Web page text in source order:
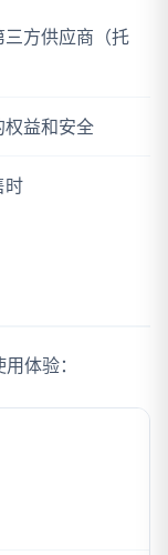
方供应商（托
权益和安全
时
体验：